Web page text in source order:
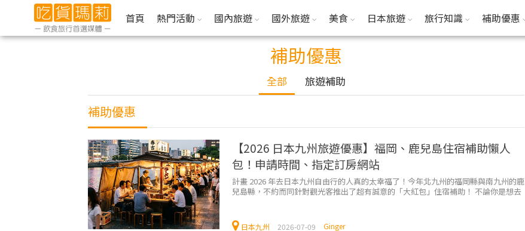
首頁 熱門活動 國內旅遊 國外旅遊 美食 日本旅遊 旅行知識 補助優惠
補助優惠
全部 旅遊補助
補助優惠
【2026 日本九州旅遊優惠】福岡、鹿兒島住宿補助懶人
包！申請時間、指定訂房網站
計畫 2026 年去日本九州自由行的人真的太幸福了！今年北九州的福岡縣與南九州的鹿
兒島縣，不約而同針對觀光客推出了超有誠意的「大紅包」住宿補助！ 不論你是想去
日本九州 2026-07-09 Ginger